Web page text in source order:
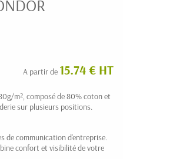
A partir de 15.74 € HT
m², composé de 80% coton et
sur plusieurs positions.
de communication d'entreprise.
confort et visibilité de votre